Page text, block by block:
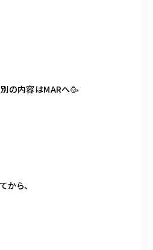
別の内容はMARへ🥳
から、